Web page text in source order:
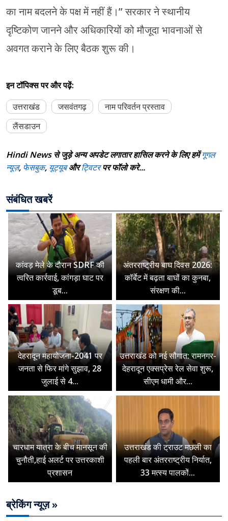
का नाम बदलने के पक्ष में नहीं हैं।” सरकार ने स्थानीय
दृष्टिकोण जानने और अधिकारियों को मौजूदा भावनाओं से
अवगत कराने के लिए बैठक शुरू की।
इन टॉपिक्स पर और पढ़ें:
उत्तराखंड
जसवंतगढ़
नाम परिवर्तन प्रस्ताव
लैंसडाउन
Hindi News से जुड़े अन्य अपडेट लगातार हासिल करने के लिए हमेंगूगल
न्यूज़, फेसबुक, यूट्यूबऔरट्विटरपर फॉलो करे...
संबंधित खबरें
कांवड़ मेले के दौरान SDRF की
त्वरित कार्रवाई, कांगड़ा घाट पर
डूब...
अंतरराष्ट्रीय बाघ दिवस 2026:
कॉर्बेट में बढ़ता बाघों का कुनबा,
संरक्षण की...
देहरादून महायोजना-2041 पर
जनता से फिर मांगे सुझाव, 28
जुलाई से 4...
उत्तराखंड को नई सौगात: रामनगर-
देहरादून एक्सप्रेस रेल सेवा शुरू,
सीएम धामी और...
चारधाम यात्रा के बीच मानसून की
चुनौती,हाई अलर्ट पर उत्तरकाशी
प्रशासन
उत्तराखंड की ट्राउट मछली का
पहली बार अंतरराष्ट्रीय निर्यात,
33 मत्स्य पालकों...
ब्रेकिंग न्यूज़ »